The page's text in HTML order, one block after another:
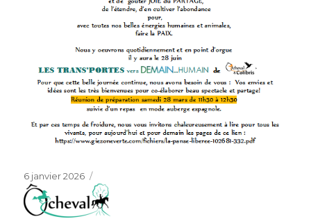
Publié
le
6 janvier 2026